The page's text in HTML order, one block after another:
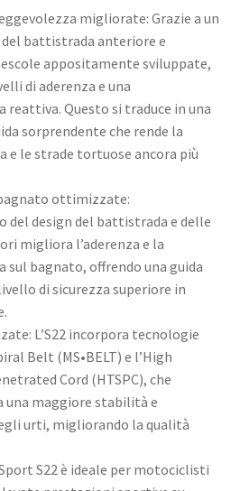
migliorate: Grazie a un
del battistrada anteriore e
appositamente sviluppate,
di aderenza e una
reattiva. Questo si traduce in una
sorprendente che rende la
e le strade tortuose ancora più
ottimizzate:
del design del battistrada e delle
migliora l’aderenza e la
sul bagnato, offrendo una guida
di sicurezza superiore in
L’S22 incorpora tecnologie
Belt (MS•BELT) e l’High
Cord (HTSPC), che
una maggiore stabilità e
urti, migliorando la qualità
S22 è ideale per motociclisti